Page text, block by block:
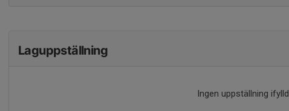
Laguppställning
Ingen uppställning ifylld